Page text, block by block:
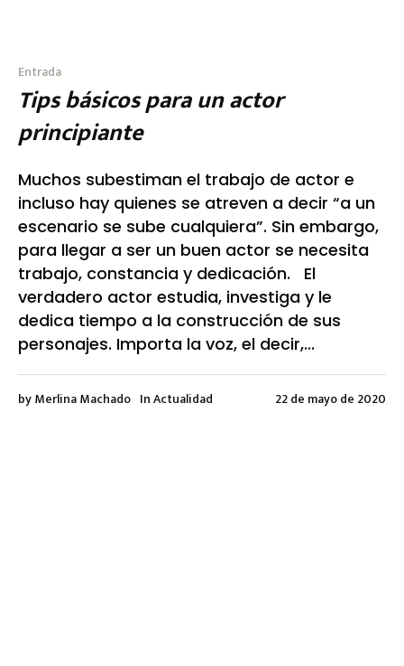
Entrada
Tips básicos para un actor
principiante
Muchos subestiman el trabajo de actor e
incluso hay quienes se atreven a decir “a un
escenario se sube cualquiera”. Sin embargo,
para llegar a ser un buen actor se necesita
trabajo, constancia y dedicación. El
verdadero actor estudia, investiga y le
dedica tiempo a la construcción de sus
personajes. Importa la voz, el decir,...
22 de mayo de 2020
byMerlina Machado InActualidad